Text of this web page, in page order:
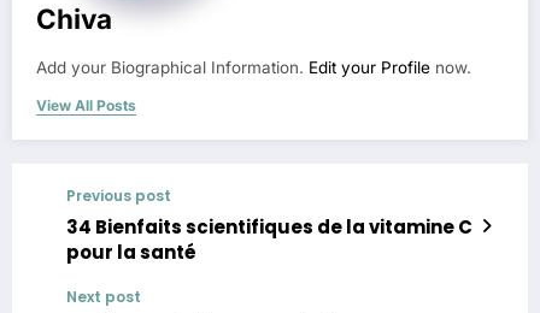
Chiva
Add your Biographical Information. Edit your Profile now.
View All Posts
Previous post
34 Bienfaits scientifiques de la vitamine C
pour la santé
Next post